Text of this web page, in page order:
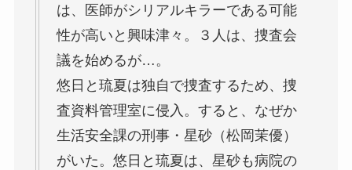
は、医師がシリアルキラーである可能
性が高いと興味津々。３人は、捜査会
議を始めるが…。
悠日と琉夏は独自で捜査するため、捜
査資料管理室に侵入。すると、なぜか
生活安全課の刑事・星砂（松岡茉優）
がいた。悠日と琉夏は、星砂も病院の